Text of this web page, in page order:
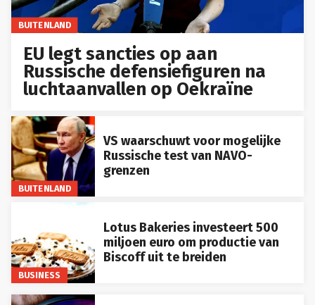
BUITENLAND
EU legt sancties op aan
Russische defensiefiguren na
luchtaanvallen op Oekraïne
BUITENLAND
VS waarschuwt voor mogelijke
Russische test van NAVO-
grenzen
BUSINESS
Lotus Bakeries investeert 500
miljoen euro om productie van
Biscoff uit te breiden